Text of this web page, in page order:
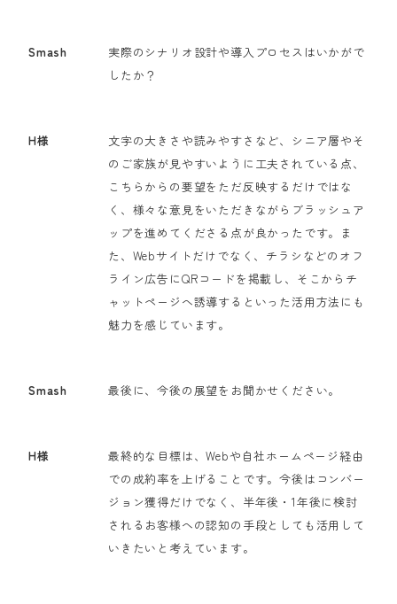
Smash
実際のシナリオ設計や導入プロセスはいかがで
したか？
H様
文字の大きさや読みやすさなど、シニア層やそ
のご家族が見やすいように工夫されている点、
こちらからの要望をただ反映するだけではな
く、様々な意見をいただきながらブラッシュア
ップを進めてくださる点が良かったです。ま
た、Webサイトだけでなく、チラシなどのオフ
ライン広告にQRコードを掲載し、そこからチ
ャットページへ誘導するといった活用方法にも
魅力を感じています。
Smash 最後に、今後の展望をお聞かせください。
H様
最終的な目標は、Webや自社ホームページ経由
での成約率を上げることです。今後はコンバー
ジョン獲得だけでなく、半年後・1年後に検討
されるお客様への認知の手段としても活用して
いきたいと考えています。